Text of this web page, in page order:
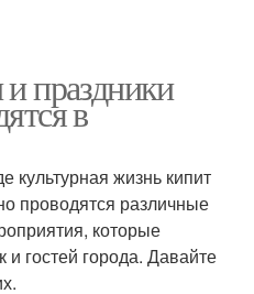
праздники
в
культурная жизнь кипит
проводятся различные
которые
и гостей города. Давайте